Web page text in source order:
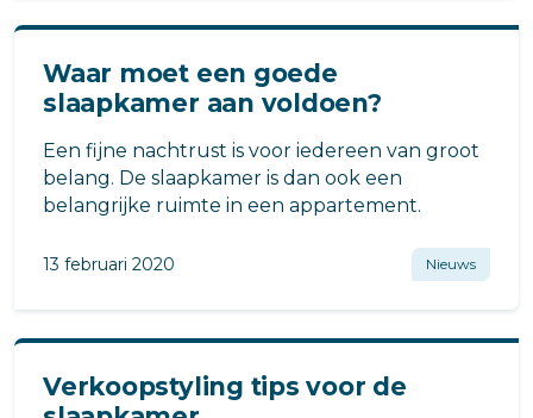
Waar moet een goede
slaapkamer aan voldoen?
Een fijne nachtrust is voor iedereen van groot
belang. De slaapkamer is dan ook een
belangrijke ruimte in een appartement.
13 februari 2020 Nieuws
Verkoopstyling tips voor de